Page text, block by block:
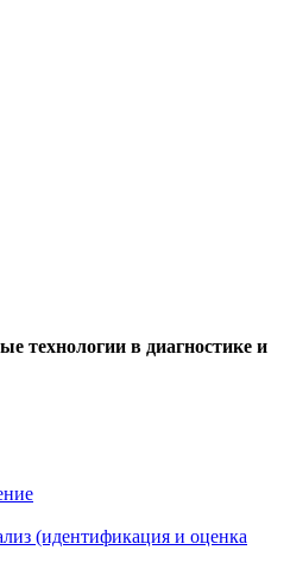
технологии в диагностике и
(идентификация и оценка